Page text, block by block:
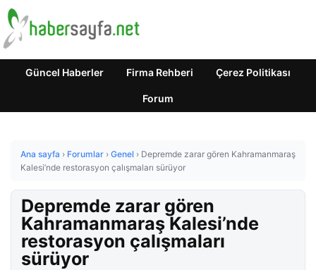
Güncel Haberler Firma Rehberi Çerez Politikası
Forum
Ana sayfa › Forumlar › Genel › Depremde zarar gören Kahramanmaraş
Kalesi’nde restorasyon çalışmaları sürüyor
Depremde zarar gören
Kahramanmaraş Kalesi’nde
restorasyon çalışmaları
sürüyor